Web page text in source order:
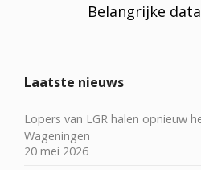
Belangrijke
Laatste nieuws
Lopers van LGR halen opnieuw
Wageningen
20 mei 2026